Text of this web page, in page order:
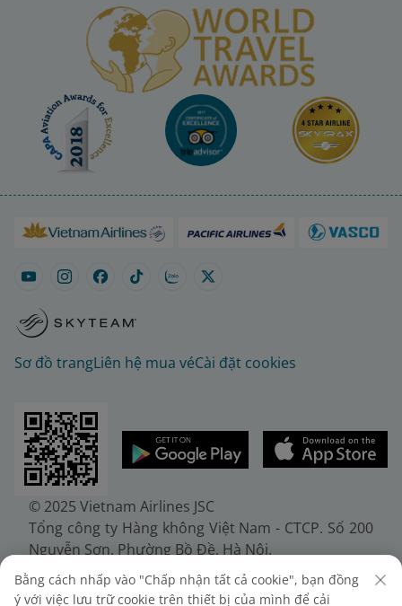
Sơ đồ trangLiên hệ mua véCài đặt cookies
© 2025 Vietnam Airlines JSC
Tổng công ty Hàng không Việt Nam - CTCP. Số 200
Nguyễn Sơn, Phường Bồ Đề, Hà Nội.
Điện thoại: (+84-24) 38272289. Fax: (+84-24)
38722375
Bằng cách nhấp vào "Chấp nhận tất cả cookie", bạn đồng
ý với việc lưu trữ cookie trên thiết bị của mình để cải